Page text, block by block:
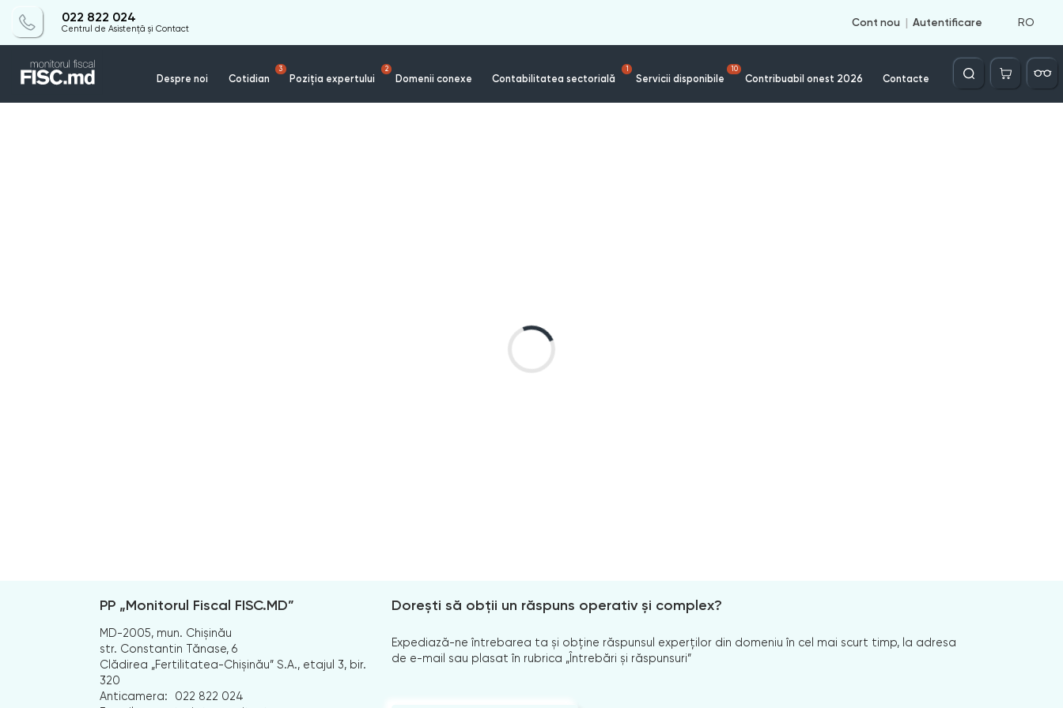
022 822 024
Centrul de Asistență și Contact
Cont nou Autentificare RO
Despre noi Cotidian
3
Poziția expertului
2
Domenii conexe Contabilitatea sectorială
1
Servicii disponibile
10
Contribuabil onest 2026 Contacte
Căutare
PP „Monitorul Fiscal FISC.MD”
MD-2005, mun. Chișinău
str. Constantin Tănase, 6
Clădirea „Fertilitatea-Chișinău” S.A., etajul 3, bir.
320
Anticamera:
022 822 024
Dorești să obții un răspuns operativ și complex?
Expediază-ne întrebarea ta și obține răspunsul experților din domeniu în cel mai scurt timp, la adresa
de e-mail sau plasat în rubrica „Întrebări și răspunsuri”